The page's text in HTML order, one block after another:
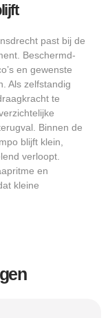
past bij de
Beschermd-
en gewenste
Als zelfstandig
te
Binnen de
blijft klein,
verloopt.
en
kleine